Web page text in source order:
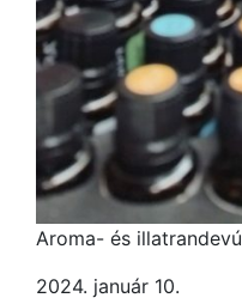
Aroma- és illatrandevú
2024. január 10.